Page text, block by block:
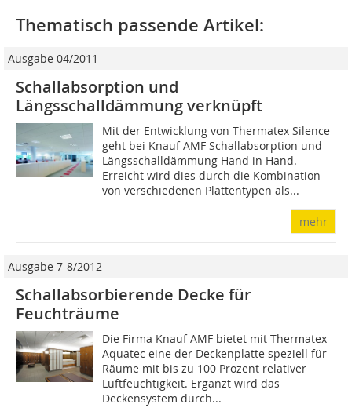
Thematisch passende Artikel:
Ausgabe 04/2011
Schallabsorption und
Längsschalldämmung verknüpft
Mit der Entwicklung von Thermatex Silence
geht bei Knauf AMF Schallabsorption und
Längsschalldämmung Hand in Hand.
Erreicht wird dies durch die Kombination
von verschiedenen Plattentypen als...
mehr
Ausgabe 7-8/2012
Schallabsorbierende Decke für
Feuchträume
Die Firma Knauf AMF bietet mit Thermatex
Aquatec eine der Deckenplatte speziell für
Räume mit bis zu 100 Prozent relativer
Luftfeuchtigkeit. Ergänzt wird das
Deckensystem durch...